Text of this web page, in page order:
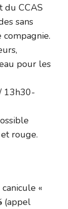
du CCAS
sans
pour les
13h30-
rouge.
«
(appel